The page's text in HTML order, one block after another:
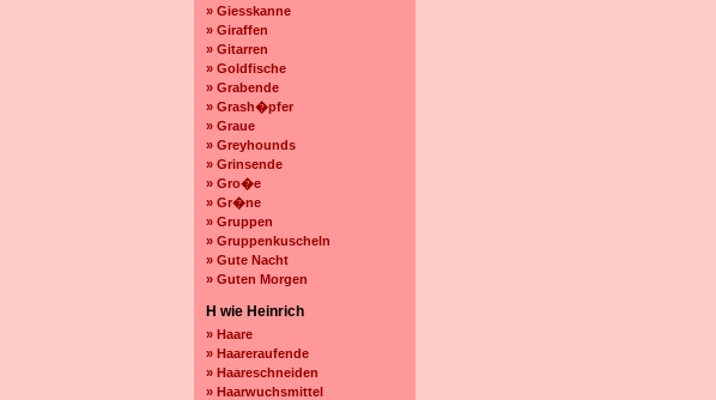
» Giesskanne
» Giraffen
» Gitarren
» Goldfische
» Grabende
» Grash�pfer
» Graue
» Greyhounds
» Grinsende
» Gro�e
» Gr�ne
» Gruppen
» Gruppenkuscheln
» Gute Nacht
» Guten Morgen
H wie Heinrich
» Haare
» Haareraufende
» Haareschneiden
» Haarwuchsmittel